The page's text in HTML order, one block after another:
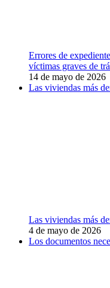
Errores de
víctimas graves de
14 de mayo de 2026
Las viviendas más
Las viviendas más
4 de mayo de 2026
Los documentos